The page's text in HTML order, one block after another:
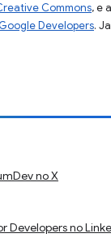
Commons, e
Developers.
no X
Developers no